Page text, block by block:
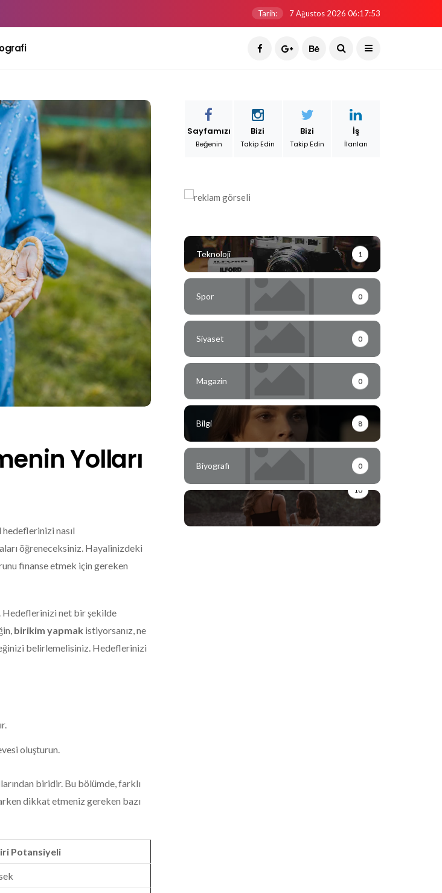
Tarih: 7 Ağustos 2026 06:17:53
Yolları
nasıl
öğreneceksiniz. Hayalinizdeki
finanse etmek için gereken
Hedeflerinizi net bir şekilde
birikim yapmak istiyorsanız, ne
belirlemelisiniz. Hedeflerinizi
oluşturun.
biridir. Bu bölümde, farklı
dikkat etmeniz gereken bazı
Potansiyeli
Sayfamızı
Beğenin
Bizi
Takip Edin
Bizi
Takip Edin
İş
İlanları
Teknoloji 1
Spor 0
Siyaset 0
Magazin 0
Bilgi 8
Biyografi 0
10